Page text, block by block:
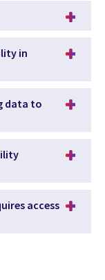
in
data to
access